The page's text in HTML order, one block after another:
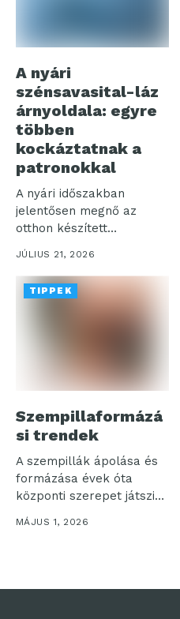
A nyári
szénsavasital-láz
árnyoldala: egyre
többen
kockáztatnak a
patronokkal
A nyári időszakban
jelentősen megnő az
otthon készített
szénsavas italok iránti
JÚLIUS 21, 2026
TIPPEK
Szempillaformázá
si trendek
A szempillák ápolása és
formázása évek óta
központi szerepet játszik
a szépségápolásban,...
MÁJUS 1, 2026